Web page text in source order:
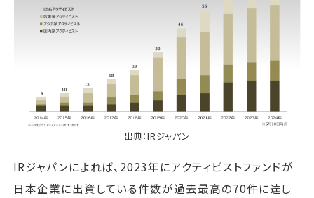
出典：IRジャパン
IRジャパンによれば、2023年にアクティビストファンドが
日本企業に出資している件数が過去最高の70件に達し